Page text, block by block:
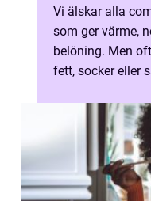
Vi älskar alla
som ger värme,
belöning. Men
fett, socker eller